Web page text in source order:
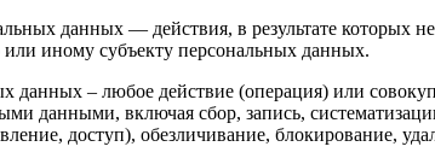
данных — действия, в результате которых
иному субъекту персональных данных.
данных – любое действие (операция) или
данными, включая сбор, запись,
доступ), обезличивание, блокирование,